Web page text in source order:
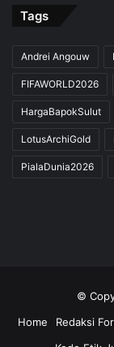
Tags
Andrei Angouw
FIFAWORLD2026
HargaBapokSulut
LotusArchiGold
PialaDunia2026
©
Home
Redaksi